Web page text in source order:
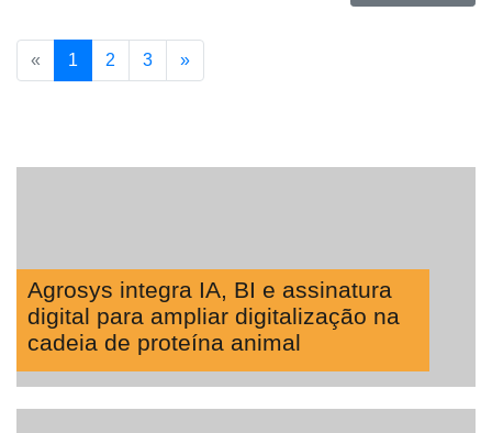
« 1 2 3 »
Agrosys integra IA, BI e assinatura
digital para ampliar digitalização na
cadeia de proteína animal